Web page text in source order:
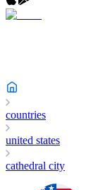
countries
united states
cathedral city